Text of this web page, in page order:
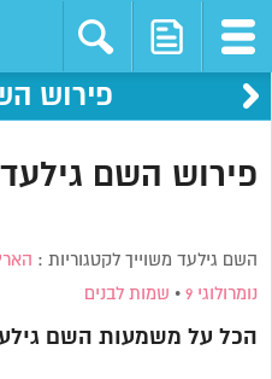
פירוש
פירוש השם גילעד
השם גילעד משוייך לקטגוריות :
נומרולוגי 9 • שמות לבנים
הכל על משמעות השם